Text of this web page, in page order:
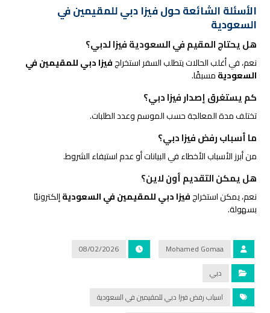
الأسئلة الشائعة حول فيزا دبي للمقيمين في
السعودية
هل يحتاج المقيم في السعودية فيزا لدبي؟
نعم، في أغلب الحالات يتطلب السفر استخراجفيزا دبي للمقيمين في
السعوديةمسبقًا.
كم يستغرق إصدار فيزا دبي؟
تختلف مدة المعالجة حسب الموسم وعدد الطلبات.
ما أسباب رفض فيزا دبي؟
من أبرز الأسباب الأخطاء في البيانات أو عدم استيفاء الشروط.
هل يمكن التقديم أون لاين؟
نعم، يمكن استخراجفيزا دبي للمقيمين في السعوديةإلكترونيًا
بسهولة.
Mohamed Gomaa
08/02/2026
دبي
اسباب رفض فيزا دبي للمقيمين في السعودية